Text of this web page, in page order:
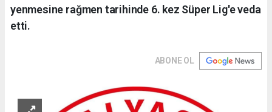
yenmesine rağmen tarihinde 6. kez Süper Lig'e veda
etti.
ABONE OL